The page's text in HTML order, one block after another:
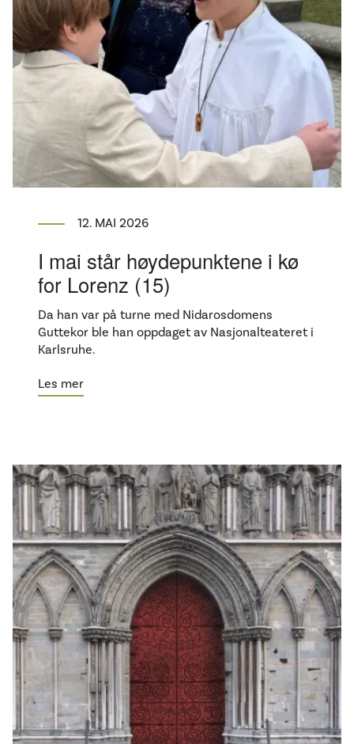
12. MAI 2026
I mai står høydepunktene i kø
for Lorenz (15)
Da han var på turne med Nidarosdomens
Guttekor ble han oppdaget av Nasjonalteateret i
Karlsruhe.
Les mer